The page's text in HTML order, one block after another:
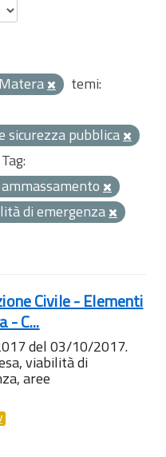
temi:
sicurezza pubblica
Tag:
di emergenza
Civile - Elementi
- C...
del 03/10/2017.
viabilità di
aree